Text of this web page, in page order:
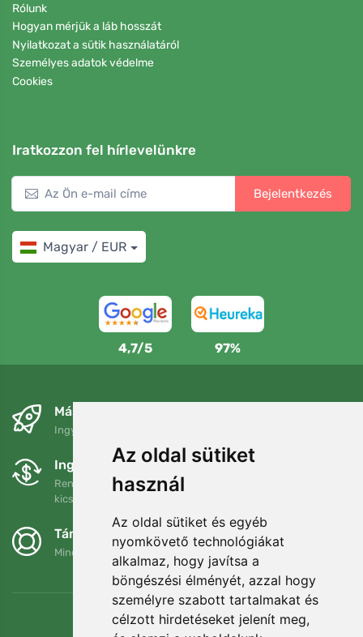
Az oldal sütiket
használ
Az oldal sütiket és egyéb
nyomkövető technológiákat
alkalmaz, hogy javítsa a
böngészési élményét, azzal hogy
személyre szabott tartalmakat és
célzott hirdetéseket jelenít meg,
Rólunk
Hogyan mérjük a láb hosszát
Nyilatkozat a sütik használatáról
Személyes adatok védelme
Cookies
Iratkozzon fel hírlevelünkre
Bejelentkezés
Magyar / EUR
4,7/5 97%
Másnapra és ingyenesen
Ingyenes szállítás a következő összeg felett: 80 EUR
Ingyenes csere és visszaküldés
Rendelését 90 napon belül bármikor visszaküldheti vagy
kicserélheti.
Támogatjuk a Trees.org-ot
Minden megrendelésért ültetünk egy fát! Bővebben